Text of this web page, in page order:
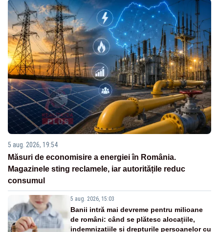
5 aug. 2026, 19:54
Măsuri de economisire a energiei în România.
Magazinele sting reclamele, iar autoritățile reduc
consumul
5 aug. 2026, 15:03
Banii intră mai devreme pentru milioane
de români: când se plătesc alocațiile,
indemnizațiile și drepturile persoanelor cu